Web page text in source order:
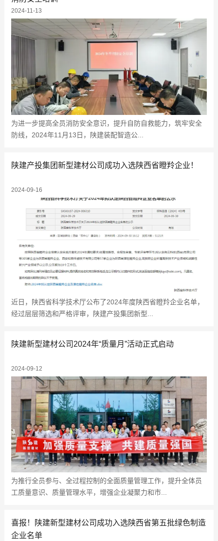
2024-11-13
为进一步提高全员消防安全意识，提升自防自救能力，筑牢安全
防线，2024年11月13日，陕建装配智造公...
陕建产投集团新型建材公司成功入选陕西省瞪羚企业！
2024-09-16
近日，陕西省科学技术厅公布了2024年度陕西省瞪羚企业名单，
经过层层筛选和严格评审，陕建产投集团新型...
陕建新型建材公司2024年“质量月”活动正式启动
2024-09-12
为推行全员参与、全过程控制的全面质量管理工作，提升全体员
工质量意识、质量管理水平，增强企业凝聚力和市...
喜报！陕建新型建材公司成功入选陕西省第五批绿色制造
企业名单